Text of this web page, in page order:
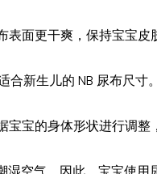
面更干爽，保持宝宝皮
合新生儿的 NB 尿布尺
宝宝的身体形状进行调